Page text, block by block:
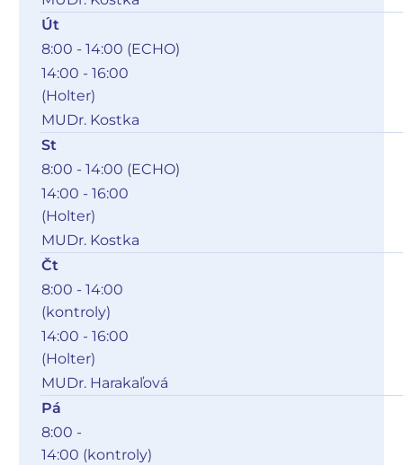
Út
8:00 - 14:00 (ECHO)
14:00 - 16:00
(Holter)
MUDr. Kostka
St
8:00 - 14:00 (ECHO)
14:00 - 16:00
(Holter)
MUDr. Kostka
Čt
8:00 - 14:00
(kontroly)
14:00 - 16:00
(Holter)
MUDr. Harakaľová
Pá
8:00 -
14:00 (kontroly)